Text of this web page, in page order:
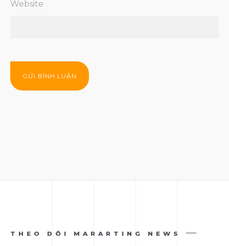
Website
THEO DÕI MARARTING NEWS